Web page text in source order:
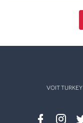
VOIT TURKEY